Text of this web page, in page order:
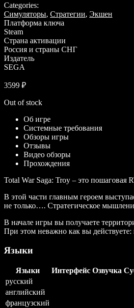
Categories:
Симуляторы, Стратегии, Экшен
Платформа ключа
Steam
Страна активации
Россия и страны СНГ
Издатель
SEGA
3599 ₽
Out of stock
Об игре
Системные требования
Обзоры игры
Отзывы
Видео обзоры
Прохождения
Total War Saga: Troy – это пошаговая
В этой части главным героем
не только…. Стратегическое
В начале игры вы получаете
При этом неважно как вы
Языки
Языки Интерфейс Озвучка
русский
английский
французский